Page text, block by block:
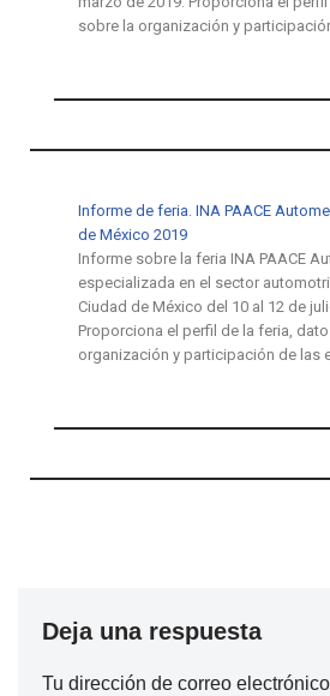
sobre la organización y
Informe de feria. INA PAACE
de México 2019
Informe sobre la feria INA PAACE
especializada en el sector
Ciudad de México del 10 al 12 de
Proporciona el perfil de la feria,
organización y participación de las
Deja una respuesta
Tu dirección de correo